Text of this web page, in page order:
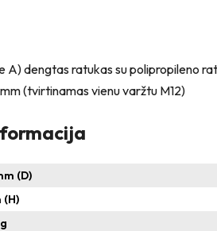
A) dengtas ratukas su polipropileno
(tvirtinamas vienu varžtu M12)
(D)
(H)